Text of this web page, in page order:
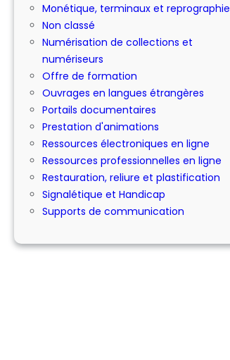
Monétique, terminaux et reprographie
Non classé
Numérisation de collections et
numériseurs
Offre de formation
Ouvrages en langues étrangères
Portails documentaires
Prestation d'animations
Ressources électroniques en ligne
Ressources professionnelles en ligne
Restauration, reliure et plastification
Signalétique et Handicap
Supports de communication